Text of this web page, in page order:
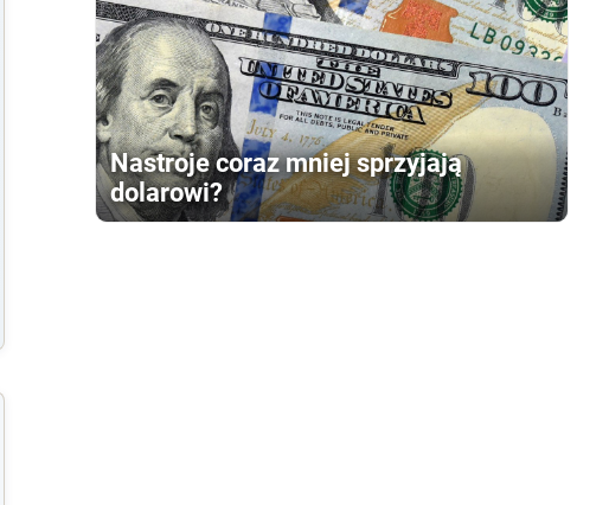
Nastroje coraz mniej sprzyjają
dolarowi?